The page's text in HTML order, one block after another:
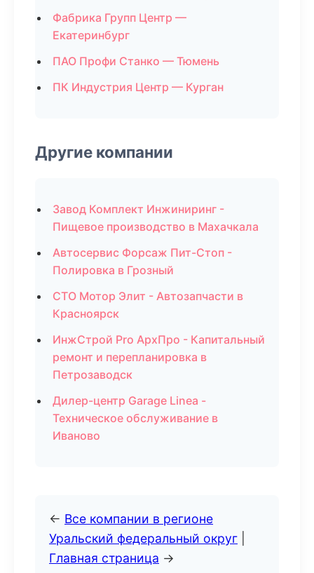
Фабрика Групп Центр —
Екатеринбург
ПАО Профи Станко — Тюмень
ПК Индустрия Центр — Курган
Другие компании
Завод Комплект Инжиниринг -
Пищевое производство в Махачкала
Автосервис Форсаж Пит-Стоп -
Полировка в Грозный
СТО Мотор Элит - Автозапчасти в
Красноярск
ИнжСтрой Pro АрхПро - Капитальный
ремонт и перепланировка в
Петрозаводск
Дилер-центр Garage Linea -
Техническое обслуживание в
Иваново
← Все компании в регионе
Уральский федеральный округ
Главная страница →